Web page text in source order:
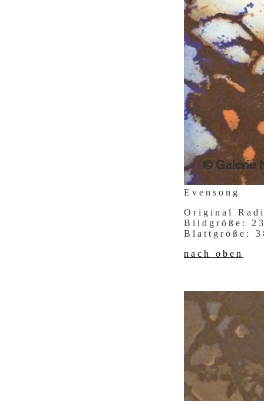
Evensong
Original
Bildgröße:
Blattgröße:
nach oben